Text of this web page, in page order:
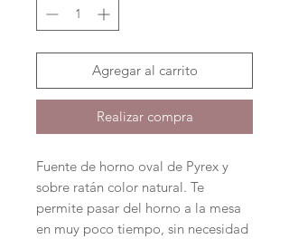
Agregar al carrito
Realizar compra
Fuente de horno oval de Pyrex y
sobre ratán color natural. Te
permite pasar del horno a la mesa
en muy poco tiempo, sin necesidad